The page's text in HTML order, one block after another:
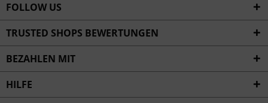
FOLLOW US
TRUSTED SHOPS BEWERTUNGEN
BEZAHLEN MIT
HILFE